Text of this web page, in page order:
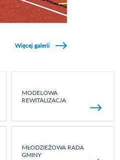
Więcej galerii
MODELOWA
REWITALIZACJA
MŁODZIEŻOWA RADA
GMINY